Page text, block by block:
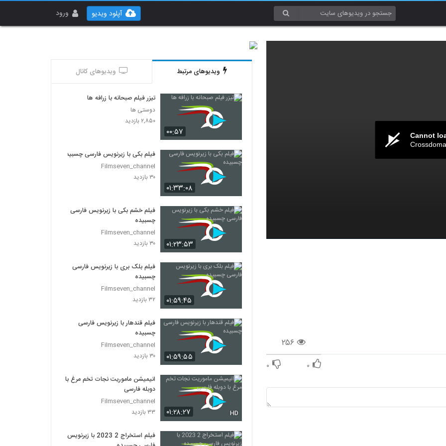
ورود آپلود ویدیو
Cannot
۲۵۶
۰ ۰
ویدیوهای مرتبط ویدیوهای کانال
۰۰:۵۷
تیزر فیلم صبحانه با زرافه ها
دوستی ها
۲,۸۵۰ بازدید
۰۱:۳۳:۰۸
فیلم بکی با زیرنویس فارسی چسبیده
Filmseven_channel
۳۰ بازدید
۰۱:۲۳:۵۳
فیلم خشم بکی با زیرنویس فارسی
چسبیده
Filmseven_channel
۳۰ بازدید
۰۱:۵۹:۴۵
فیلم بلک بری با زیرنویس فارسی
چسبیده
Filmseven_channel
۳۲ بازدید
۰۱:۵۹:۵۵
فیلم قندهار با زیرنویس فارسی
چسبیده
Filmseven_channel
۳۰ بازدید
۰۱:۲۸:۲۷ HD
انیمیشن ماموریت نجات تخم مرغ با
دوبله فارسی
Filmseven_channel
۳۳ بازدید
فیلم استخراج 2 2023 با زیرنویس